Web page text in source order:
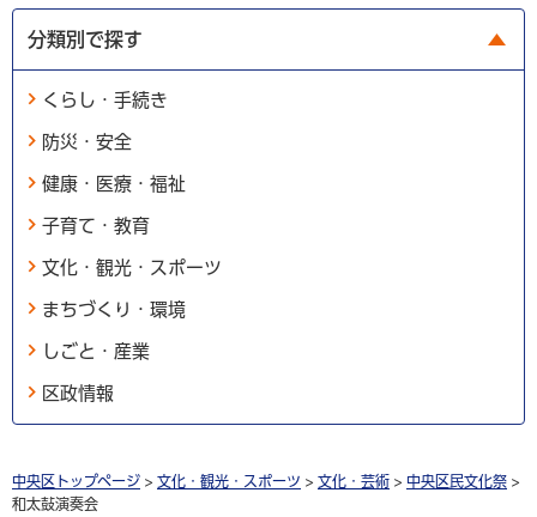
分類別で探す
くらし・手続き
防災・安全
健康・医療・福祉
子育て・教育
文化・観光・スポーツ
まちづくり・環境
しごと・産業
区政情報
中央区トップページ > 文化・観光・スポーツ > 文化・芸術 > 中央区民文化祭 >
和太鼓演奏会